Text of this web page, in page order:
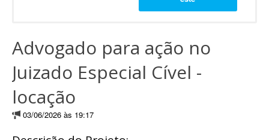
Advogado para ação no
Juizado Especial Cível -
locação
03/06/2026 às 19:17